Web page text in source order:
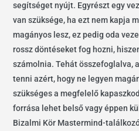
segítséget nyújt. Egyrészt egy
van szüksége, ha ezt nem kapja
magányos lesz, ez pedig oda
rossz döntéseket fog hozni,
számolnia. Tehát összefoglalva,
tenni azért, hogy ne legyen
szükséges a megfelelő
forrása lehet belső vagy éppen
Bizalmi Kör Mastermind-